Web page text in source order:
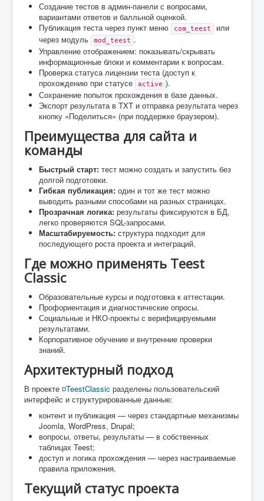
Создание тестов в админ-панели с вопросами,
вариантами ответов и балльной оценкой.
Публикация теста через пункт меню
com_teest
или
через модуль
mod_teest .
Управление отображением: показывать/скрывать
информационные блоки и комментарии к вопросам.
Проверка статуса лицензии теста (доступ к
прохождению при статусе
active ).
Сохранение попыток прохождения в базе данных.
Экспорт результата в TXT и отправка результата через
кнопку «Поделиться» (при поддержке браузером).
Преимущества для сайта и
команды
Быстрый старт: тест можно создать и запустить без
долгой подготовки.
Гибкая публикация: один и тот же тест можно
выводить разными способами на разных страницах.
Прозрачная логика: результаты фиксируются в БД,
легко проверяются SQL-запросами.
Масштабируемость: структура подходит для
последующего роста проекта и интеграций.
Где можно применять Teest
Classic
Образовательные курсы и подготовка к аттестации.
Профориентация и диагностические опросы.
Социальные и НКО-проекты с верифицируемыми
результатами.
Корпоративное обучение и внутренние проверки
знаний.
Архитектурный подход
В проекте ¤TeestClassic разделены пользовательский
интерфейс и структурированные данные:
контент и публикация — через стандартные механизмы
Joomla, WordPress, Drupal;
вопросы, ответы, результаты — в собственных
таблицах Teest;
доступ и логика прохождения — через настраиваемые
правила приложения.
Текущий статус проекта